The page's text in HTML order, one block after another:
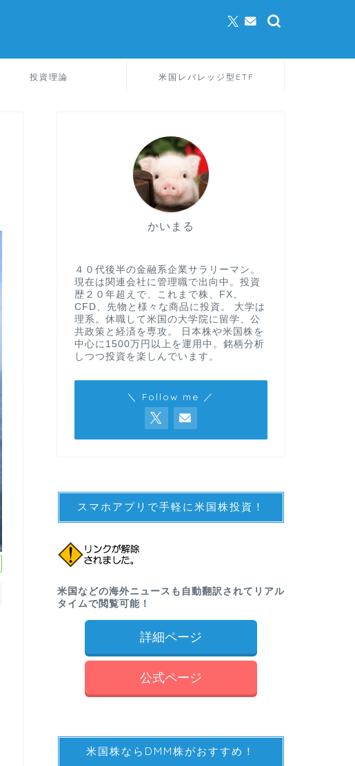
投資理論 米国レバレッジ型ETF
かいまる
４０代後半の金融系企業サラリーマン。
現在は関連会社に管理職で出向中。投資
歴２０年超えで、これまで株、FX、
CFD、先物と様々な商品に投資。 大学は
理系。休職して米国の大学院に留学、公
共政策と経済を専攻。 日本株や米国株を
中心に1500万円以上を運用中。銘柄分析
しつつ投資を楽しんでいます。
＼ Follow me ／
スマホアプリで手軽に米国株投資！
米国などの海外ニュースも自動翻訳されてリアル
タイムで閲覧可能！
詳細ページ
公式ページ
米国株ならDMM株がおすすめ！